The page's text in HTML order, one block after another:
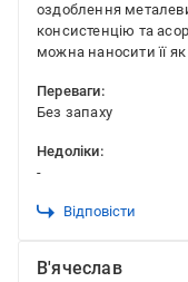
оздоблення
консистенцію та
можна наносити її
Переваги:
Без запаху
Недоліки:
-
Відповісти
В'ячеслав